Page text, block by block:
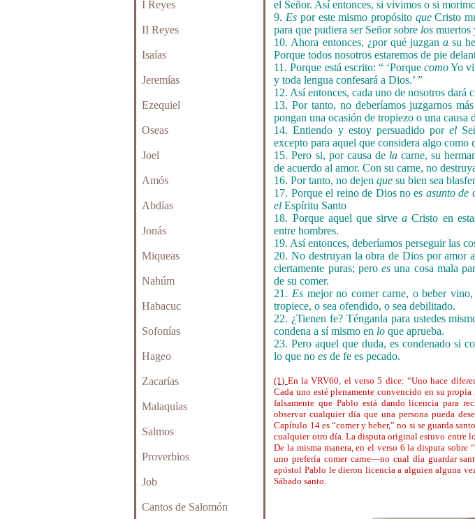
I Reyes
II Reyes
Isaías
Jeremías
Ezequiel
Oseas
Joel
Amós
Abdías
Jonás
Miqueas
Nahúm
Habacuc
Sofonías
Hageo
Zacarías
Malaquías
Salmos
Proverbios
Job
Cantos de Salomón
el Señor. Así entonces, si vivimos o si
9. Es por este mismo propósito queCristo
para que pudiera ser Señor sobre los muertos
10. Ahora entonces, ¿por qué juzgan asu
Porque todos nosotros estaremos de pie
11. Porque está escrito: “ ‘Porque comoYo
y toda lengua confesará a Dios.’ ”
12. Así entonces, cada uno de nosotros dará
13. Por tanto, no deberíamos juzgarnos más
pongan una ocasión de tropiezo o una causa
14. Entiendo y estoy persuadido por el
excepto para aquel que considera algo
15. Pero si, por causa de lacarne, su
de acuerdo al amor. Con su carne, no
16. Por tanto, no dejenquesu bien sea
17. Porque el reino de Dios no es asunto de
elEspíritu Santo
18. Porque aquel que sirveaCristo en
entre hombres.
19. Así entonces, deberíamos perseguir las
20. No destruyan la obra de Dios por amor a
ciertamente puras; peroes una cosa mala
de su comer.
21. Es mejor no comer carne, o beber
tropiece, o sea ofendido, o sea debilitado.
22. ¿Tienen fe? Ténganla para ustedes
condena a sí mismo en lo que aprueba.
23. Pero aquel que duda, es condenado si
lo que noes de fe es pecado.
(1) En la VRV60, el verso 5 dice: “Uno hace
Cada uno esté plenamente convencido en su
falsamente que Pablo está dando licencia para
observar cualquier día que una persona pueda
Capítulo 14 es “comer y beber,” no si se guarda
cualquier otro día. La disputa original estuvo entre
De la misma manera, en el verso 6 la disputa sobre
uno prefería comer carne—no cual día guardar
apóstol Pablo le dieron licencia a alguien alguna
Sábado santo.